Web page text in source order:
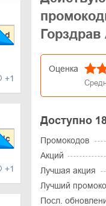
+1
+1
Горздрав
Оценка
Доступно
Промокодов
Акций
Лучшая акция
Лучший
Посл.